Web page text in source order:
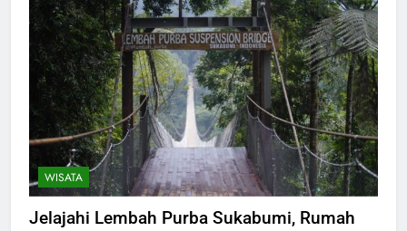
WISATA
Jelajahi Lembah Purba Sukabumi, Rumah